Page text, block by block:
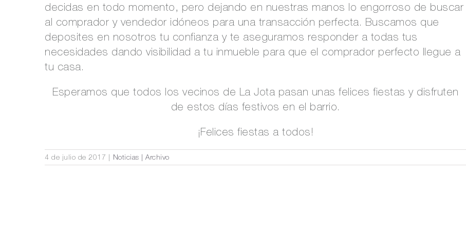
decidas en todo momento, pero dejando en nuestras manos lo engorroso de buscar
al comprador y vendedor idóneos para una transacción perfecta. Buscamos que
deposites en nosotros tu confianza y te aseguramos responder a todas tus
necesidades dando visibilidad a tu inmueble para que el comprador perfecto llegue a
tu casa.
Esperamos que todos los vecinos de La Jota pasan unas felices fiestas y disfruten
de estos días festivos en el barrio.
¡Felices fiestas a todos!
4 de julio de 2017 | Noticias | Archivo